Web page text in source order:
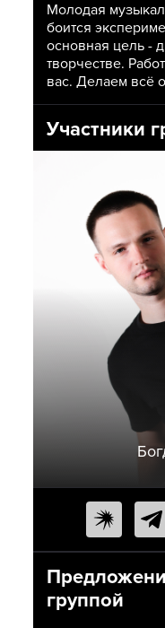
Участники
Молодая
боится
основная цель -
творчестве.
вас. Делаем всё
группой